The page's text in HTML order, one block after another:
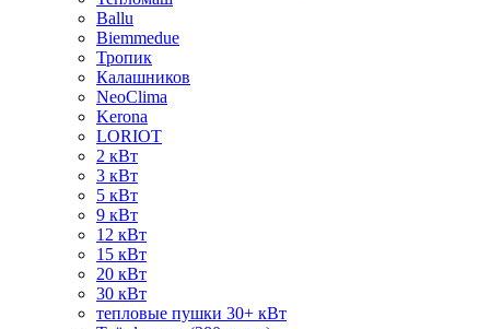
Ballu
Biemmedue
Тропик
Калашников
NeoClima
Kerona
LORIOT
2 кВт
3 кВт
5 кВт
9 кВт
12 кВт
15 кВт
20 кВт
30 кВт
тепловые пушки 30+ кВт